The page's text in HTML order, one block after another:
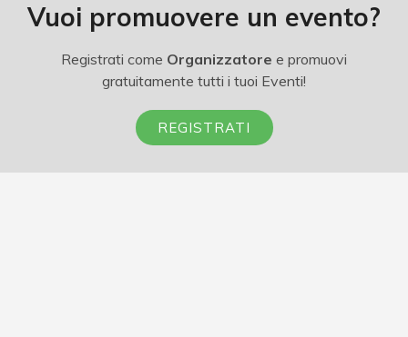
Vuoi promuovere un evento?
Registrati come Organizzatore e promuovi
gratuitamente tutti i tuoi Eventi!
REGISTRATI